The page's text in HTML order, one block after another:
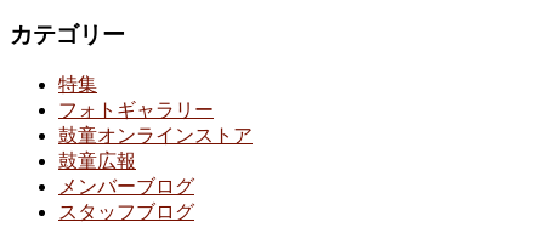
カテゴリー
特集
フォトギャラリー
鼓童オンラインストア
鼓童広報
メンバーブログ
スタッフブログ